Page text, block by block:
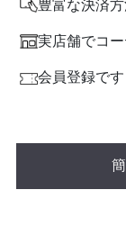
豊富な決済
実店舗でコ
会員登録で